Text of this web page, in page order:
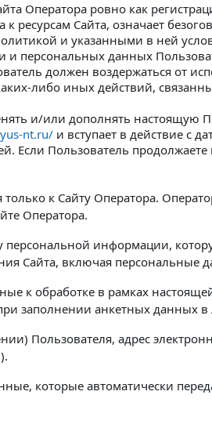
Оператора ровно как
ресурсам Сайта, означает
и указанными в ней
персональных данных
должен воздержаться от
либо иных действий,
и/или дополнять настоящую
nt.ru/ и вступает в действие с
Если Пользователь
к Сайту Оператора.
Оператора.
персональной информации,
Сайта, включая персональные
к обработке в рамках
заполнении анкетных данных
Пользователя, адрес
которые автоматически